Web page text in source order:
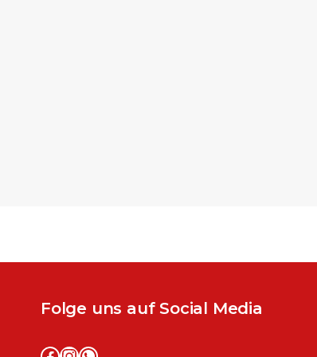
Folge uns auf Social Media